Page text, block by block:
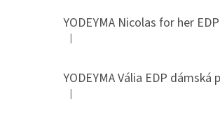
Hodnocení produktu je 5 z 5 hvězdiček.
|
Hodnocení produktu je 5 z 5 hvězdiček.
|